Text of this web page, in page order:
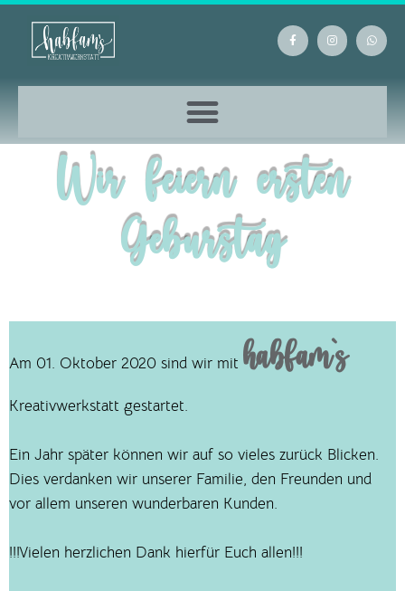
Wir feiern ersten
Geburstag
Am 01. Oktober 2020 sind wir mit habfam`s
Kreativwerkstatt gestartet.
Ein Jahr später können wir auf so vieles zurück Blicken.
Dies verdanken wir unserer Familie, den Freunden und
vor allem unseren wunderbaren Kunden.
!!!Vielen herzlichen Dank hierfür Euch allen!!!